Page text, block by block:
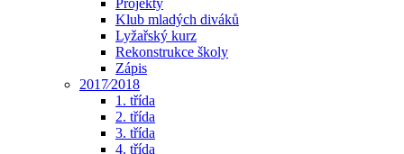
Projekty
Klub mladých diváků
Lyžařský kurz
Rekonstrukce školy
Zápis
2017⁄2018
1. třída
2. třída
3. třída
4. třída